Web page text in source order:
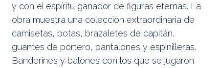
y con el espíritu ganador de figuras eternas. La
obra muestra una colección extraordinaria de
camisetas, botas, brazaletes de capitán,
guantes de portero, pantalones y espinilleras.
Banderines y balones con los que se jugaron